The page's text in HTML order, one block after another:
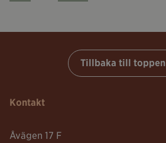
Tillbaka till toppen
Kontakt
Åvägen 17 F